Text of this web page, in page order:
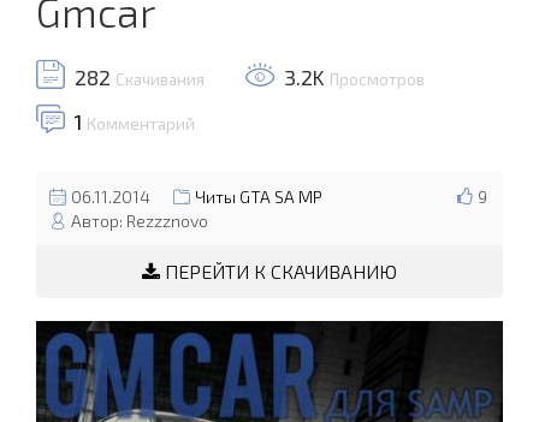
Gmcar
282 Скачивания 3.2K Просмотров
1 Комментарий
9
06.11.2014
Читы GTA SA MP
Автор: Rezzznovo
ПЕРЕЙТИ К СКАЧИВАНИЮ